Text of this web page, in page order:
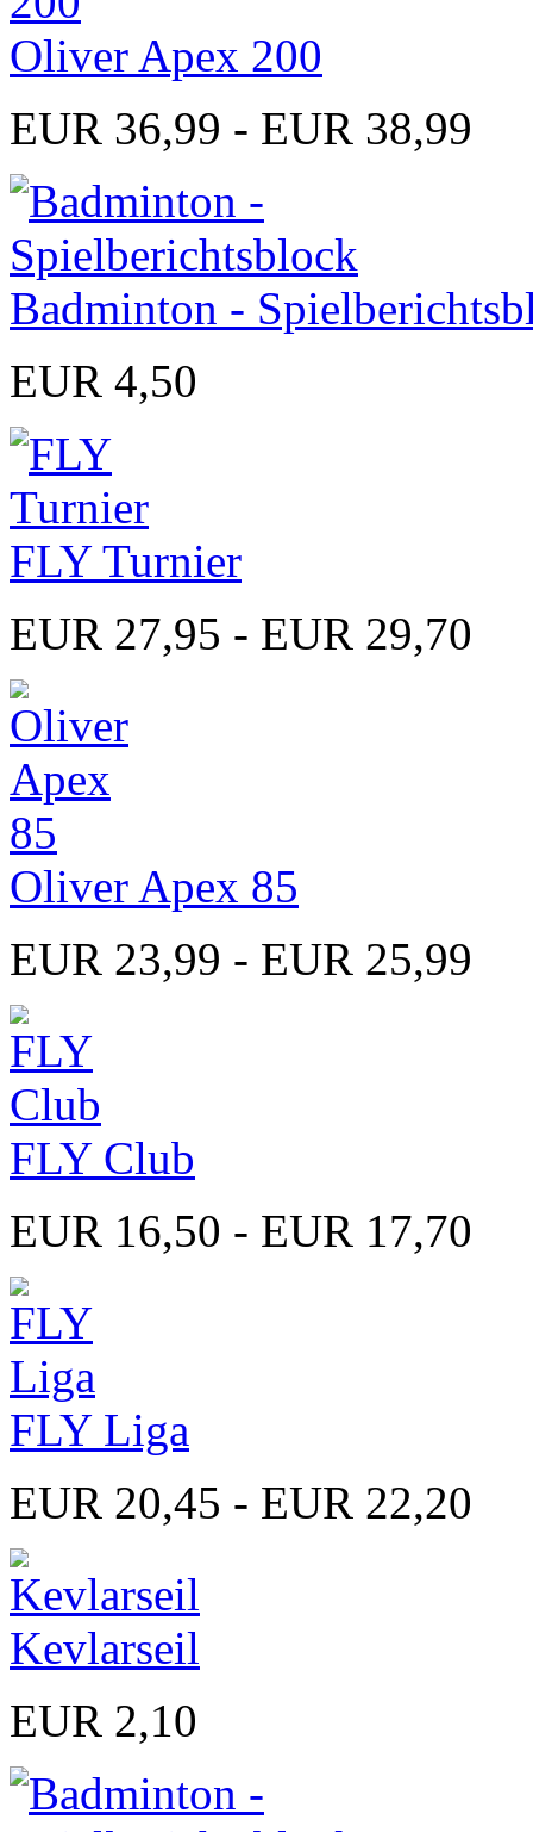
Oliver Apex 200
EUR 36,99 - EUR 38,99
Badminton -
EUR 4,50
FLY Turnier
EUR 27,95 - EUR 29,70
Oliver Apex 85
EUR 23,99 - EUR 25,99
FLY Club
EUR 16,50 - EUR 17,70
FLY Liga
EUR 20,45 - EUR 22,20
Kevlarseil
EUR 2,10